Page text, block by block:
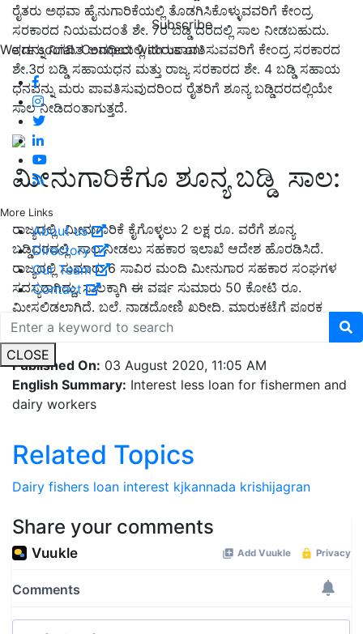
Subscribe
We're social. Connect with us on:
More Links
About us
Directory
Our Team
Contact
CLOSE
ರೈತರು ಅಥವಾ ಹೈನುಗಾರಿಕೆಯಲ್ಲಿ ತೊಡಗಿಸಿಕೊಳ್ಳುವವರಿಗೆ ಕೇಂದ್ರ
ಸರಕಾರದ ನಿಯಮದಂತೆ ಶೇ. 7ರ ಬಡ್ಡಿ ದರದಲ್ಲಿ ಸಾಲ ನೀಡಬಹುದು.
ಇದನ್ನು ನಿಗದಿತ ಅವಧಿಯಲ್ಲಿ ಮರುಪಾವತಿಸುವವರಿಗೆ ಕೇಂದ್ರ ಸರಕಾರದ
ಶೇ.3ರ ಬಡ್ಡಿ ಸಹಾಯಧನ ಮತ್ತು ರಾಜ್ಯ ಸರಕಾರದ ಶೇ. 4 ಬಡ್ಡಿ ಸಹಾಯ
ಧನವನ್ನು ಮರು ಪಾವತಿಸುವುದರಿಂದ ರೈತರಿಗೆ ಶೂನ್ಯ ಬಡ್ಡಿದರದಲ್ಲಿಯೇ
ಸಾಲ ನೀಡಿದಂತಾಗುತ್ತದೆ.
ಮೀನುಗಾರಿಕೆಗೂ ಶೂನ್ಯ ಬಡ್ಡಿ ಸಾಲ:
ರಾಜ್ಯದಲ್ಲಿ ಮೀನುಗಾರಿಕೆ ಕೈಗೊಳ್ಳಲು 2 ಲಕ್ಷ ರೂ. ವರೆಗೆ ಶೂನ್ಯ
ಬಡ್ಡಿದರದಲ್ಲಿ ಸಾಲ ನೀಡಲು ಸಹಕಾರ ಇಲಾಖೆ ಆದೇಶ ಹೊರಡಿಸಿದೆ.
ರಾಜ್ಯದಲ್ಲಿ ಸುಮಾರು 6 ಸಾವಿರ ಮಂದಿ ಮೀನುಗಾರ ಸಹಕಾರ ಸಂಘಗಳ
ಸದಸ್ಯರಾಗಿದ್ದು, ಸಾಲಕ್ಕಾಗಿ ಈ ವರ್ಷ ಸುಮಾರು 50 ಕೋಟಿ ರೂ.
ಮೀಸಲಿಡಲಾಗಿದೆ. ಬಲೆ, ನಾಡದೋಣಿ ಖರೀದಿ, ಮಾರುಕಟ್ಟೆಗೆ ಪೂರಕ
ವಸ್ತುಗಳ ಖರೀದಿಗೆ ಅನುಕೂಲ ಕಲ್ಪಿಸಲು ಸರಕಾರ ನಿರ್ಧರಿಸಿದೆ.
Published On: 03 August 2020, 11:05 AM
English Summary: Interest less loan for fishermen and
dairy workers
Related Topics
Dairy fishers loan interest kjkannada krishijagran
Share your comments